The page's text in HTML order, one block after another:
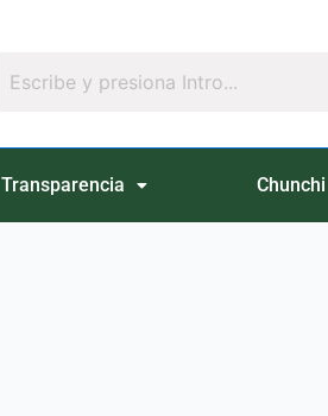
Transparencia Chunchi